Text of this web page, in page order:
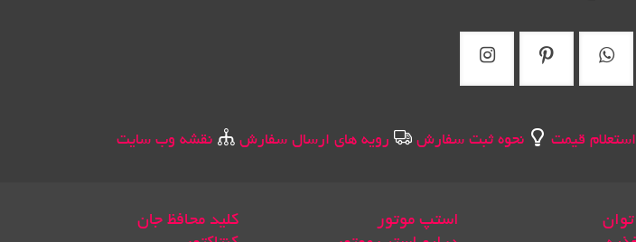
استعلام قیمت نحوه ثبت سفارش رویه های ارسال سفارش نقشه وب سایت
توان
استپ موتور
کلید محافظ جان